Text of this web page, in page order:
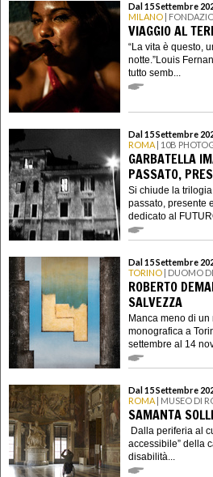
Dal 15 Settembre
MILANO |
VIAGGIO AL
“La vita è questo,
notte.”Louis
tutto semb...
Dal 15 Settembre
ROMA | 10B
GARBATELLA
PASSATO,
Si chiude la
passato, presente
dedicato al
Dal 15 Settembre
TORINO | DUOMO
ROBERTO
SALVEZZA
Manca meno di
monografica a
settembre al 14
Dal 15 Settembre
ROMA | MUSEO DI
SAMANTA
Dalla periferia al
accessibile” della
disabilità...